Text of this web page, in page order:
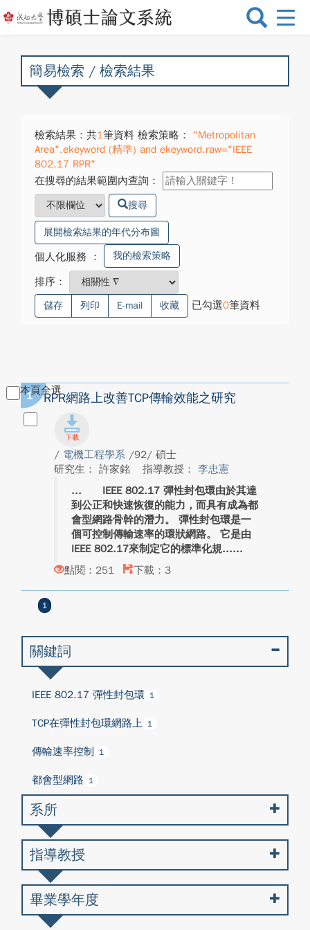
選
換
簡易檢索 / 檢索結果
檢索結果：共1筆資料 檢索策略：
"Metropolitan
Area".ekeyword (精準) and ekeyword.raw="IEEE
802.17 RPR"
在搜尋的結果範圍內查詢：
搜尋
展開檢索結果的年代分布圖
個人化服務 ： 我的檢索策略
排序：
儲存 列印 E-mail 收藏 已勾選0筆資料
本頁全選
1 RPR網路上改善TCP傳輸效能之研究
/ 電機工程學系 /92/ 碩士
研究生： 許家銘
指導教授： 李忠憲
IEEE 802.17 彈性封包環由於其達
到公正和快速恢復的能力，而具有成為都
會型網路骨幹的潛力。 彈性封包環是一
個可控制傳輸速率的環狀網路。 它是由
IEEE 802.17來制定它的標準化規...
點閱：251
下載：3
1
關鍵詞
IEEE 802.17 彈性封包環 1
TCP在彈性封包環網路上 1
傳輸速率控制 1
都會型網路 1
系所
指導教授
畢業學年度